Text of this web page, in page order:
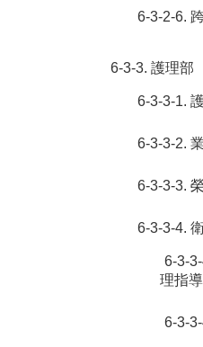
6-3-2-6.
6-3-3. 護理部
6-3-3-1.
6-3-3-2.
6-3-3-3.
6-3-3-4.
6-3-
理指
6-3-